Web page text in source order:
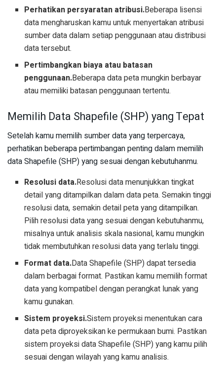
Perhatikan persyaratan atribusi.Beberapa lisensi
data mengharuskan kamu untuk menyertakan atribusi
sumber data dalam setiap penggunaan atau distribusi
data tersebut.
Pertimbangkan biaya atau batasan
penggunaan.Beberapa data peta mungkin berbayar
atau memiliki batasan penggunaan tertentu.
Memilih Data Shapefile (SHP) yang Tepat
Setelah kamu memilih sumber data yang terpercaya,
perhatikan beberapa pertimbangan penting dalam memilih
data Shapefile (SHP) yang sesuai dengan kebutuhanmu.
Resolusi data.Resolusi data menunjukkan tingkat
detail yang ditampilkan dalam data peta. Semakin tinggi
resolusi data, semakin detail peta yang ditampilkan.
Pilih resolusi data yang sesuai dengan kebutuhanmu,
misalnya untuk analisis skala nasional, kamu mungkin
tidak membutuhkan resolusi data yang terlalu tinggi.
Format data.Data Shapefile (SHP) dapat tersedia
dalam berbagai format. Pastikan kamu memilih format
data yang kompatibel dengan perangkat lunak yang
kamu gunakan.
Sistem proyeksi.Sistem proyeksi menentukan cara
data peta diproyeksikan ke permukaan bumi. Pastikan
sistem proyeksi data Shapefile (SHP) yang kamu pilih
sesuai dengan wilayah yang kamu analisis.